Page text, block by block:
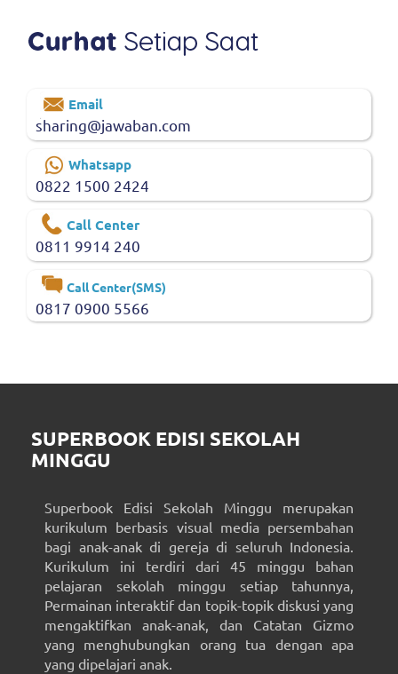
Email
sharing@jawaban.com
Whatsapp
0822 1500 2424
Call Center
0811 9914 240
Call Center(SMS)
0817 0900 5566
SUPERBOOK EDISI SEKOLAH
MINGGU
Superbook Edisi Sekolah Minggu merupakan
kurikulum berbasis visual media persembahan
bagi anak-anak di gereja di seluruh Indonesia.
Kurikulum ini terdiri dari 45 minggu bahan
pelajaran sekolah minggu setiap tahunnya,
Permainan interaktif dan topik-topik diskusi yang
mengaktifkan anak-anak, dan Catatan Gizmo
yang menghubungkan orang tua dengan apa
yang dipelajari anak.